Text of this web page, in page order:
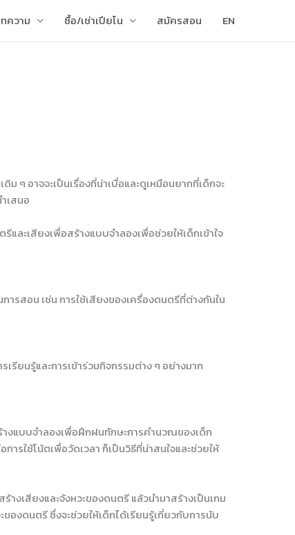
ความ ซื้อ/เช่าเปียโน สมัครสอน EN
ๆ อาจจะเป็นเรื่องที่น่าเบื่อและดูเหมือนยากที่เด็กจะ
เสนอ
ละเสียงเพื่อสร้างแบบจำลองเพื่อช่วยให้เด็กเข้าใจ
รสอน เช่น การใช้เสียงของเครื่องดนตรีที่ต่างกันใน
รียนรู้และการเข้าร่วมกิจกรรมต่าง ๆ อย่างมาก
งแบบจำลองเพื่อฝึกฝนทักษะการคำนวณของเด็ก
รใช้โน้ตเพื่อวัดเวลา ก็เป็นวิธีที่น่าสนใจและช่วยให้
งเสียงและจังหวะของดนตรี แล้วนำมาสร้างเป็นเกม
องดนตรี ซึ่งจะช่วยให้เด็กได้เรียนรู้เกี่ยวกับการนับ